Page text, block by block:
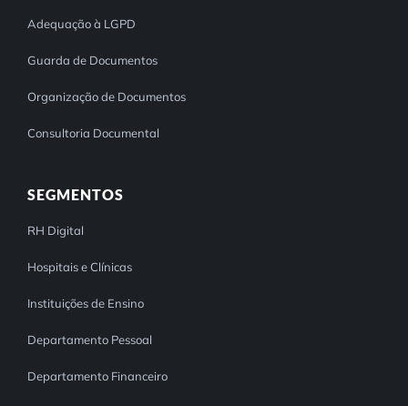
Adequação à LGPD
Guarda de Documentos
Organização de Documentos
Consultoria Documental
SEGMENTOS
RH Digital
Hospitais e Clínicas
Instituições de Ensino
Departamento Pessoal
Departamento Financeiro